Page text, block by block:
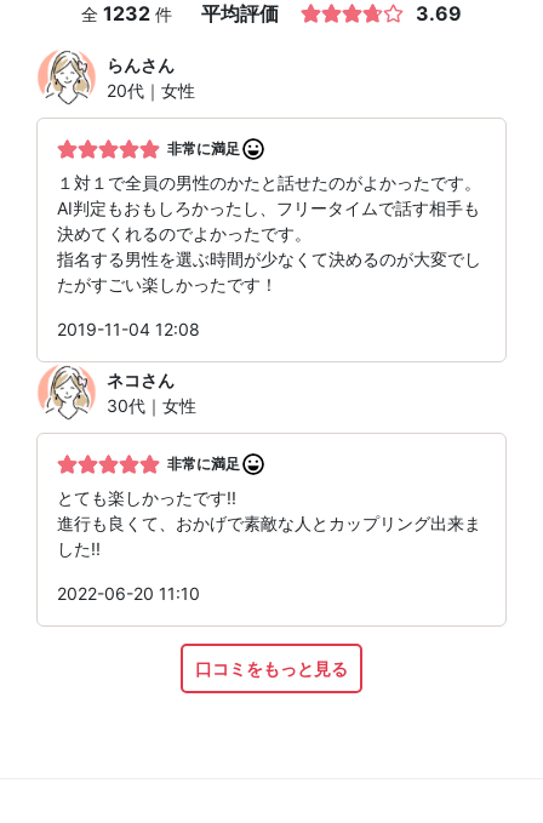
全 1232 件 平均評価 3.69
らんさん
20代｜女性
非常に満足
１対１で全員の男性のかたと話せたのがよかったです。
AI判定もおもしろかったし、フリータイムで話す相手も
決めてくれるのでよかったです。
指名する男性を選ぶ時間が少なくて決めるのが大変でし
たがすごい楽しかったです！
2019-11-04 12:08
ネコさん
30代｜女性
非常に満足
とても楽しかったです!!
進行も良くて、おかげで素敵な人とカップリング出来ま
した!!
2022-06-20 11:10
口コミをもっと見る